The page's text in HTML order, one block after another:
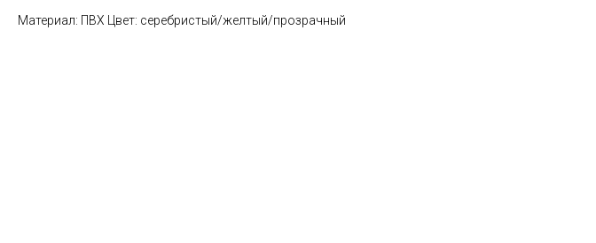
Материал: ПВХ Цвет: серебристый/желтый/прозрачный